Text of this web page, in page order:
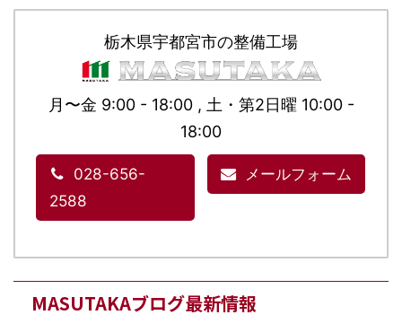
栃木県宇都宮市の整備工場
月〜金 9:00 - 18:00 , 土・第2日曜 10:00 -
18:00
028-656-
2588
メールフォーム
MASUTAKAブログ最新情報